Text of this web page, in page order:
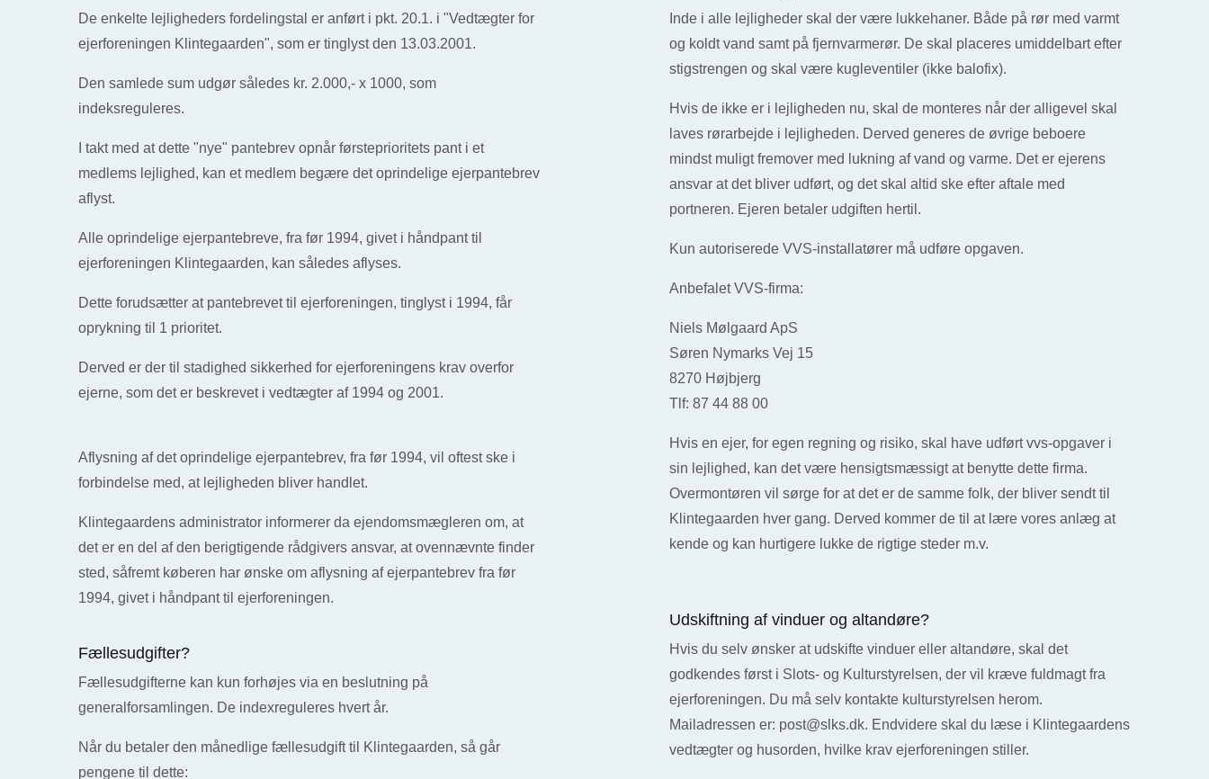
De enkelte lejligheders fordelingstal er anført i pkt. 20.1. i "Vedtægter for
ejerforeningen Klintegaarden", som er tinglyst den 13.03.2001.
Den samlede sum udgør således kr. 2.000,- x 1000, som
indeksreguleres.
I takt med at dette "nye" pantebrev opnår førsteprioritets pant i et
medlems lejlighed, kan et medlem begære det oprindelige ejerpantebrev
aflyst.
Alle oprindelige ejerpantebreve, fra før 1994, givet i håndpant til
ejerforeningen Klintegaarden, kan således aflyses.
Dette forudsætter at pantebrevet til ejerforeningen, tinglyst i 1994, får
oprykning til 1 prioritet.
Derved er der til stadighed sikkerhed for ejerforeningens krav overfor
ejerne, som det er beskrevet i vedtægter af 1994 og 2001.
Aflysning af det oprindelige ejerpantebrev, fra før 1994, vil oftest ske i
forbindelse med, at lejligheden bliver handlet.
Klintegaardens administrator informerer da ejendomsmægleren om, at
det er en del af den berigtigende rådgivers ansvar, at ovennævnte finder
sted, såfremt køberen har ønske om aflysning af ejerpantebrev fra før
1994, givet i håndpant til ejerforeningen.
Fællesudgifter?
Fællesudgifterne kan kun forhøjes via en beslutning på
generalforsamlingen. De indexreguleres hvert år.
Når du betaler den månedlige fællesudgift til Klintegaarden, så går
pengene til dette:
Inde i alle lejligheder skal der være lukkehaner. Både på rør med varmt
og koldt vand samt på fjernvarmerør. De skal placeres umiddelbart efter
stigstrengen og skal være kugleventiler (ikke balofix).
Hvis de ikke er i lejligheden nu, skal de monteres når der alligevel skal
laves rørarbejde i lejligheden. Derved generes de øvrige beboere
mindst muligt fremover med lukning af vand og varme. Det er ejerens
ansvar at det bliver udført, og det skal altid ske efter aftale med
portneren. Ejeren betaler udgiften hertil.
Kun autoriserede VVS-installatører må udføre opgaven.
Anbefalet VVS-firma:
Niels Mølgaard ApS
Søren Nymarks Vej 15
8270 Højbjerg
Tlf: 87 44 88 00
Hvis en ejer, for egen regning og risiko, skal have udført vvs-opgaver i
sin lejlighed, kan det være hensigtsmæssigt at benytte dette firma.
Overmontøren vil sørge for at det er de samme folk, der bliver sendt til
Klintegaarden hver gang. Derved kommer de til at lære vores anlæg at
kende og kan hurtigere lukke de rigtige steder m.v.
Udskiftning af vinduer og altandøre?
Hvis du selv ønsker at udskifte vinduer eller altandøre, skal det
godkendes først i Slots- og Kulturstyrelsen, der vil kræve fuldmagt fra
ejerforeningen. Du må selv kontakte kulturstyrelsen herom.
Mailadressen er: post@slks.dk. Endvidere skal du læse i Klintegaardens
vedtægter og husorden, hvilke krav ejerforeningen stiller.